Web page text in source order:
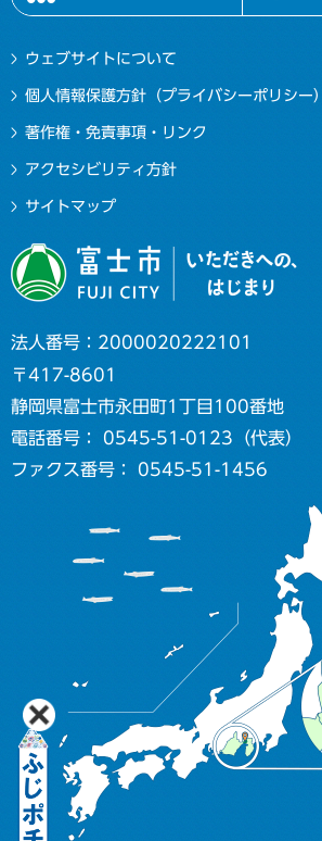
ウェブサイトについて
個人情報保護方針（プライバシーポリシー）
著作権・免責事項・リンク
アクセシビリティ方針
サイトマップ
法人番号：2000020222101
〒417-8601
静岡県富士市永田町1丁目100番地
電話番号： 0545-51-0123（代表）
ファクス番号： 0545-51-1456